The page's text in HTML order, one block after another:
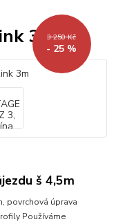
3m3 250 Kč
- 25 %
š 4,5m
povrchová úprava
Používáme